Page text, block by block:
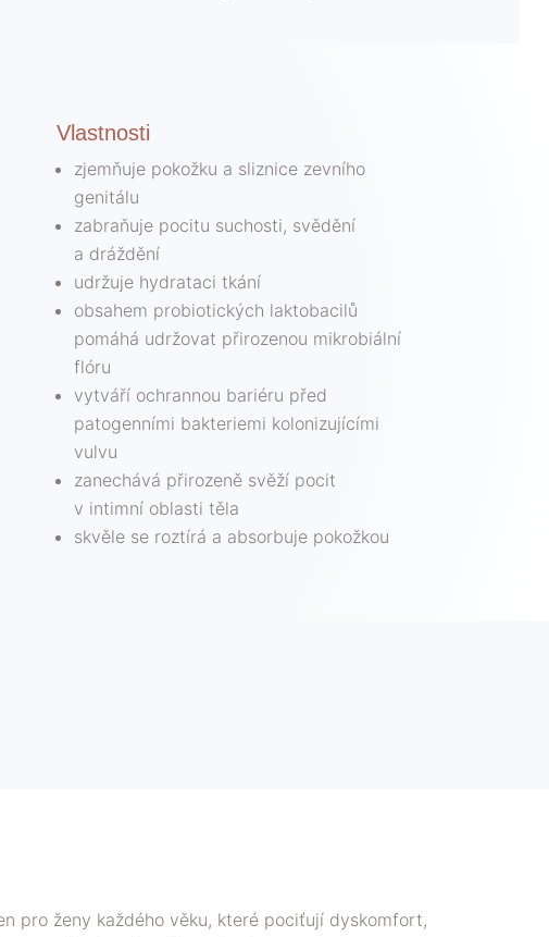
Vlastnosti
zjemňuje pokožku a sliznice zevního
genitálu
zabraňuje pocitu suchosti, svědění
a dráždění
udržuje hydrataci tkání
obsahem probiotických laktobacilů
pomáhá udržovat přirozenou mikrobiální
flóru
vytváří ochrannou bariéru před
patogenními bakteriemi kolonizujícími
vulvu
zanechává přirozeně svěží pocit
v intimní oblasti těla
skvěle se roztírá a absorbuje pokožkou
pro ženy každého věku, které pociťují dyskomfort,